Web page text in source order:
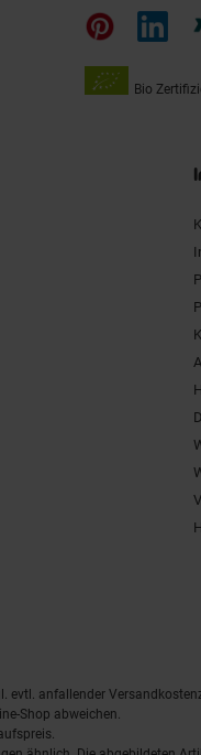
auf
Bio
evtl. anfallender
Shop abweichen.